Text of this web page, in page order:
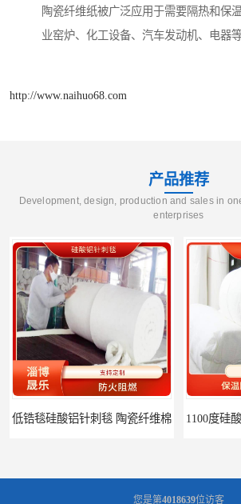
陶瓷纤维纸被广泛应用于需要隔热和保
业窑炉、化工设备、汽车发动机、电器等
http://www.naihuo68.com
产品推荐
Development, design, production and sales in
enterprises
1100度硅酸铝针刺毯 硅酸铝纤维毡
您是第4018639位访客